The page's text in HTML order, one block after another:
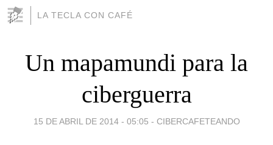
LA TECLA CON CAFÉ
Un mapamundi para la
ciberguerra
15 DE ABRIL DE 2014 - 05:05 - CIBERCAFETEANDO